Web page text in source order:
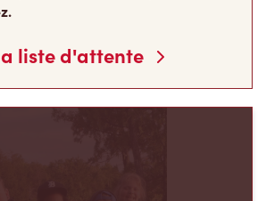
liste d'attente